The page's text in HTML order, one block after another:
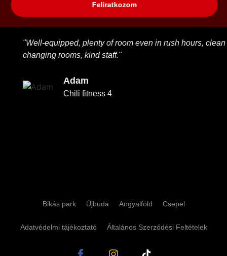
Feliratkozom
"Well-equipped, plenty of room even in rush hours, clean
changing rooms, kind staff."
Adam
Chili fitness 4
Bikás park Újbuda Angyalföld Csepel
Adatvédelmi tájékoztató Általános Szerződési Feltételek